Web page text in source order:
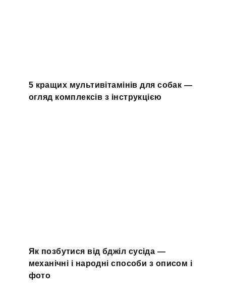
5 кращих мультивітамінів для собак —
огляд комплексів з інструкцією
Як позбутися від бджіл сусіда —
механічні і народні способи з описом і
фото